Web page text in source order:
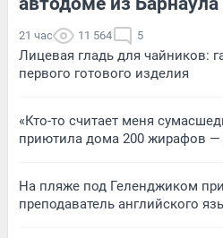
21 час 11 564 5
Лицевая гладь для чайников:
первого готового изделия
«Кто-то считает меня
приютила дома 200 жирафов
На пляже под Геленджиком
преподаватель английского